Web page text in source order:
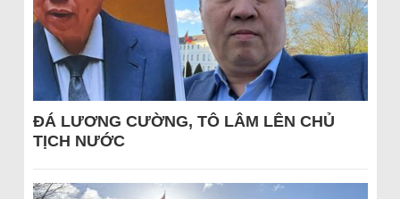
ĐÁ LƯƠNG CƯỜNG, TÔ LÂM LÊN CHỦ
TỊCH NƯỚC